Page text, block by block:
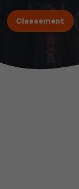
Classement